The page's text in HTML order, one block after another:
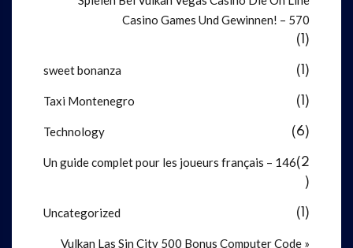
Casino Games Und Gewinnen! – 570
(1)
sweet bonanza (1)
Taxi Montenegro (1)
Technology (6)
Un guide complet pour les joueurs français – 146(2
)
Uncategorized (1)
Vulkan Las Sin City 500 Bonus Computer Code »